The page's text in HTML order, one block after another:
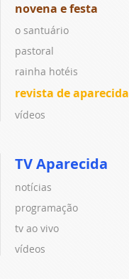
novena e festa
o santuário
pastoral
rainha hotéis
revista de aparecida
vídeos
TV Aparecida
notícias
programação
tv ao vivo
vídeos